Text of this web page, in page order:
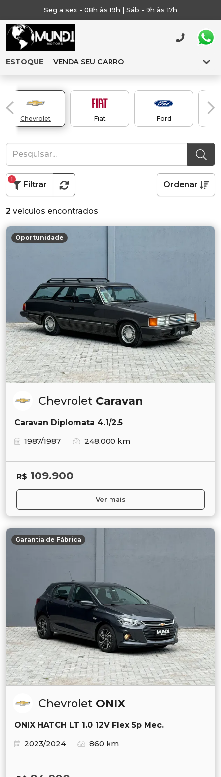
Seg a sex - 08h às 19h | Sáb - 9h às 17h
ESTOQUE VENDA SEU CARRO
Chevrolet Fiat Ford
Filtrar
1
Ordenar
2 veículos encontrados
Oportunidade
Chevrolet Caravan
Caravan Diplomata 4.1/2.5
1987/1987
248.000 km
R$ 109.900
Ver mais
Garantia de Fábrica
Chevrolet ONIX
ONIX HATCH LT 1.0 12V Flex 5p Mec.
2023/2024
860 km